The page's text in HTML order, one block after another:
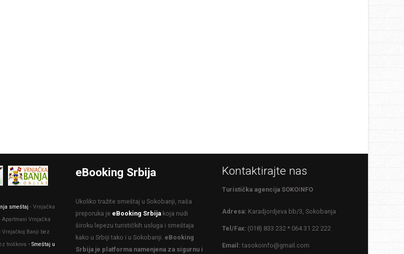
smeštaj - Vrnjačka
Apartmani Vrnjačka
Vrnjačkoj Banji bez
troškova • Smeštaj u
eBooking Srbija
Ukoliko tražite smeštaj u Sokobanji, naša
preporuka je eBooking Srbija koja nudi
široku lepezu turističkih usluga i smeštaja
kako u Srbiji tako i u Sokobanji. eBooking
Srbija je platforma namenjena za sigurnu i
Kontaktirajte nas
Turistička agencija SOKOINFO
Adresa: Karadjordjeva bb/3, Sokobanja
Tel/Fax: (018) 833 232 * 064 31 22 222
Email: tasokoinfo@gmail.com